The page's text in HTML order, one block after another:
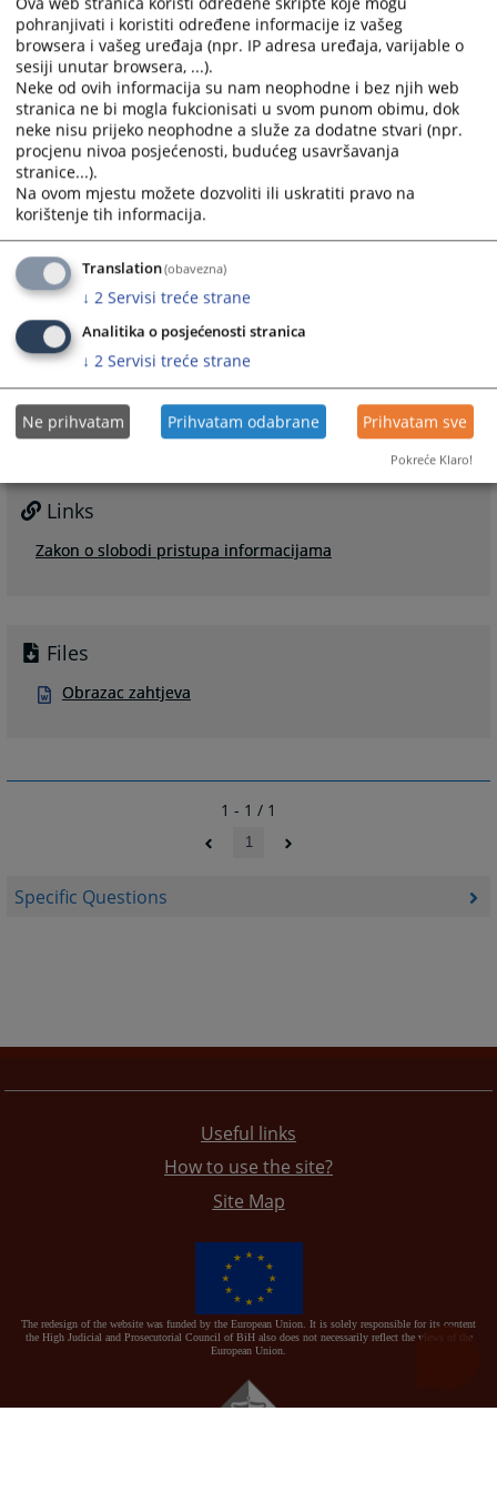
Specific Questions
Links
Zakon o slobodi pristupa informacijama
Files
Obrazac zahtjeva
1 - 1 / 1
1
Useful links
How to use the site?
Site Map
The redesign of the website was funded by the European Union. It is solely responsible for its content
the High Judicial and Prosecutorial Council of BiH also does not necessarily reflect the views of the
European Union.
pohranjivati i koristiti određene informacije iz vašeg
browsera i vašeg uređaja (npr. IP adresa uređaja, varijable o
sesiji unutar browsera, ...).
Neke od ovih informacija su nam neophodne i bez njih web
stranica ne bi mogla fukcionisati u svom punom obimu, dok
neke nisu prijeko neophodne a služe za dodatne stvari (npr.
procjenu nivoa posjećenosti, budućeg usavršavanja
stranice...).
Na ovom mjestu možete dozvoliti ili uskratiti pravo na
korištenje tih informacija.
Translation(obavezna)
↓ 2 Servisi treće strane
Analitika o posjećenosti stranica
↓ 2 Servisi treće strane
Ne prihvatam Prihvatam odabrane Prihvatam sve
Pokreće Klaro!